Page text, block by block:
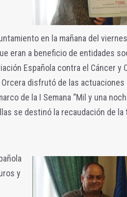
en la mañana del
eran a beneficio de entidades
Española contra el Cáncer y
disfrutó de las actuaciones
de la I Semana “Mil y una
se destinó la recaudación de la
y